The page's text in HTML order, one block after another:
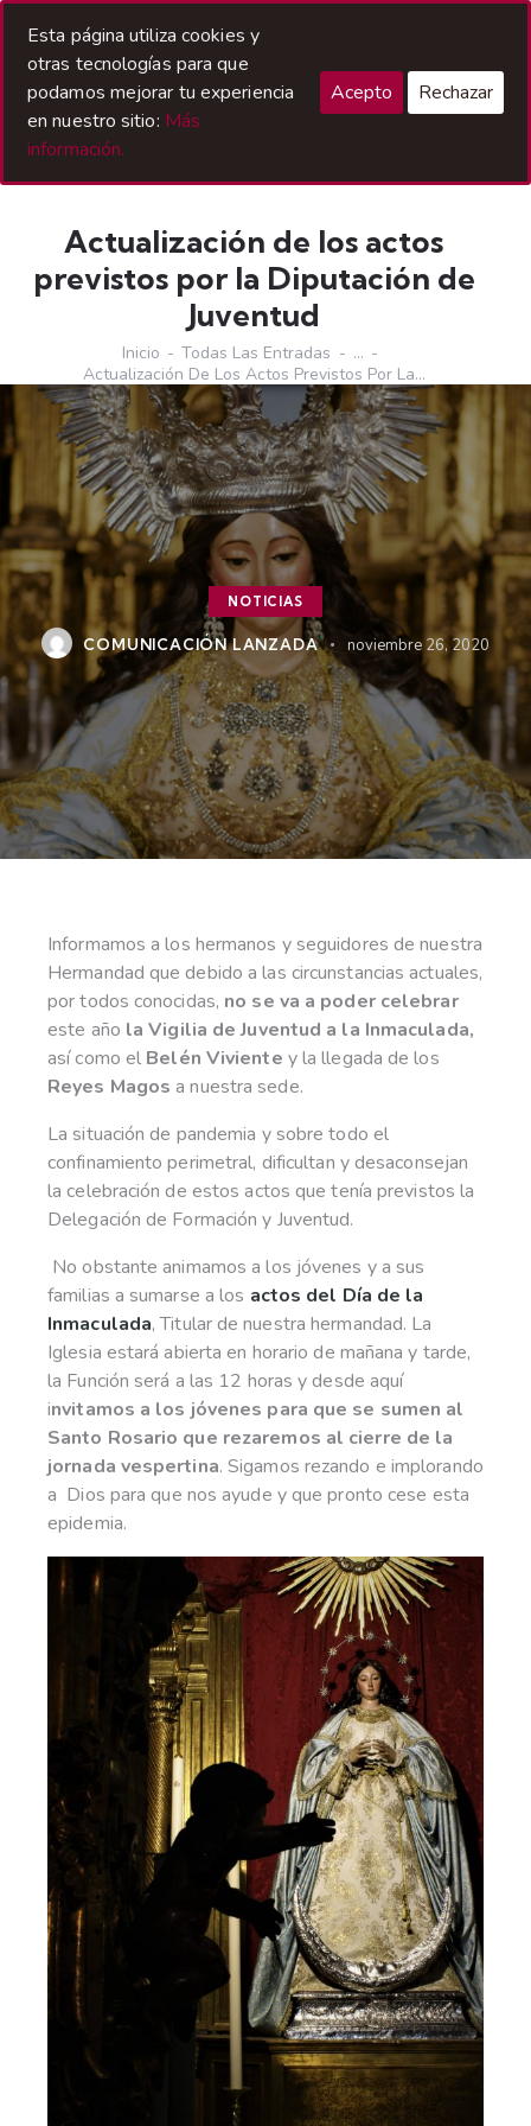
Actualización de los actos
previstos por la Diputación de
Juventud
Inicio Todas Las Entradas
...
Actualización De Los Actos Previstos Por La...
NOTICIAS
COMUNICACIÓN LANZADA noviembre 26, 2020
Informamos a los hermanos y seguidores de nuestra
Hermandad que debido a las circunstancias actuales,
por todos conocidas, no se va a poder celebrar
este año la Vigilia de Juventud a la Inmaculada,
así como el Belén Viviente y la llegada de los
Reyes Magosa nuestra sede.
La situación de pandemia y sobre todo el
confinamiento perimetral, dificultan y desaconsejan
la celebración de estos actos que tenía previstos la
Delegación de Formación y Juventud.
No obstante animamos a los jóvenes y a sus
familias a sumarse a los actos del Día de la
Inmaculada, Titular de nuestra hermandad. La
Iglesia estará abierta en horario de mañana y tarde,
la Función será a las 12 horas y desde aquí
invitamos a los jóvenes para que se sumen al
Santo Rosario que rezaremos al cierre de la
jornada vespertina. Sigamos rezando e implorando
a Dios para que nos ayude y que pronto cese esta
epidemia.
Esta página utiliza cookies y
otras tecnologías para que
podamos mejorar tu experiencia
en nuestro sitio: Más
información.
Acepto Rechazar